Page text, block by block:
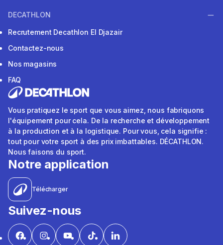
DECATHLON
Recrutement Decathlon El Djazair
Contactez-nous
Nos magasins
FAQ
Vous pratiquez le sport que vous aimez, nous fabriquons
l'équipement pour cela. De la recherche et développement
à la production et à la logistique. Pour vous, cela signifie :
tout pour votre sport à des prix imbattables. DÉCATHLON.
Nous faisons du sport.
Notre application
Télécharger
Suivez-nous